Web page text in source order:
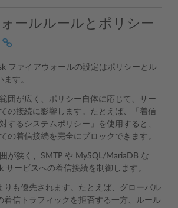
ールルールとポリシー
ファイアウォールの設定はポリシーとル
す。
囲が広く、ポリシー自体に応じて、サー
の接続に影響します。たとえば、「着信
するシステムポリシー」を使用すると、
の着信接続を完全にブロックできます。
が狭く、SMTP や MySQL/MariaDB な
サービスへの着信接続を制御します。
りも優先されます。たとえば、グローバル
着信トラフィックを拒否する一方、ルール